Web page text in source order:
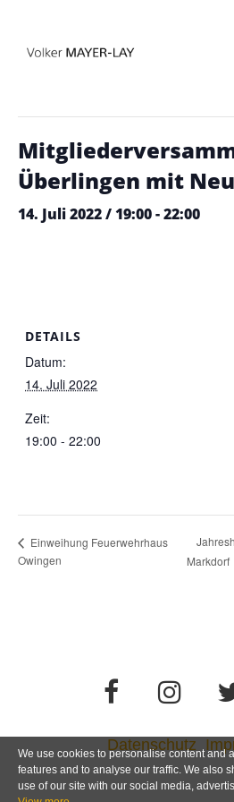
« Alle Veranstaltungen
Überlingen mit
14. Juli 2022 / 19:00-22:00
DETAILS
Datum:
14. Juli 2022
Zeit:
19:00 - 22:00
Einweihung Feuerwehrhaus
Owingen
Markdorf
Datenschutz
We use cookies to personalise content and
features and to analyse our traffic. We also
use of our site with our social media,